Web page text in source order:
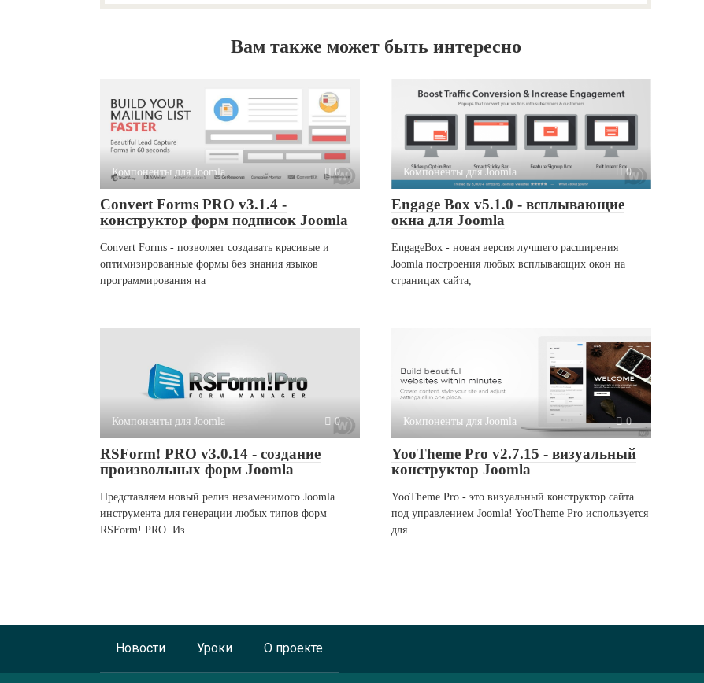
Вам также может быть интересно
Компоненты для Joomla 0
Convert Forms PRO v3.1.4 -
конструктор форм подписок Joomla
Convert Forms - позволяет создавать красивые и
оптимизированные формы без знания языков
программирования на
Компоненты для Joomla 0
Engage Box v5.1.0 - всплывающие
окна для Joomla
EngageBox - новая версия лучшего расширения
Joomla построения любых всплывающих окон на
страницах сайта,
Компоненты для Joomla 0
RSForm! PRO v3.0.14 - создание
произвольных форм Joomla
Представляем новый релиз незаменимого Joomla
инструмента для генерации любых типов форм
RSForm! PRO. Из
Компоненты для Joomla 0
YooTheme Pro v2.7.15 - визуальный
конструктор Joomla
YooTheme Pro - это визуальный конструктор сайта
под управлением Joomla! YooTheme Pro используется
для
Новости Уроки О проекте